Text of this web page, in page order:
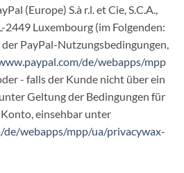
(Europe) S.à r.l. et Cie, S.C.A.,
2449 Luxembourg (im Folgenden:
der PayPal-Nutzungsbedingungen,
/de/webapps/mpp
- falls der Kunde nicht über ein
Geltung der Bedingungen für
einsehbar unter
/de/webapps/mpp/ua/privacywax-